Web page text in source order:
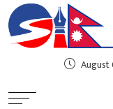
August